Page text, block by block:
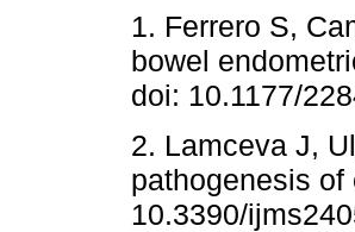
1. Ferrero S,
bowel
doi: 10.1177/
2. Lamceva J,
pathogenesis
10.3390/